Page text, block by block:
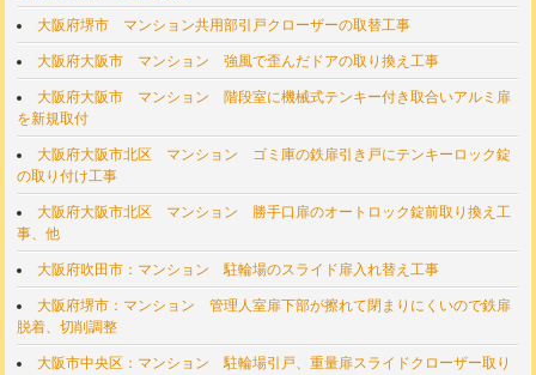
大阪府堺市 マンション共用部引戸クローザーの取替工事
大阪府大阪市 マンション 強風で歪んだドアの取り換え工事
大阪府大阪市 マンション 階段室に機械式テンキー付き取合いアルミ扉
を新規取付
大阪府大阪市北区 マンション ゴミ庫の鉄扉引き戸にテンキーロック錠
の取り付け工事
大阪府大阪市北区 マンション 勝手口扉のオートロック錠前取り換え工
事、他
大阪府吹田市：マンション 駐輪場のスライド扉入れ替え工事
大阪府堺市：マンション 管理人室扉下部が擦れて閉まりにくいので鉄扉
脱着、切削調整
大阪市中央区：マンション 駐輪場引戸、重量扉スライドクローザー取り